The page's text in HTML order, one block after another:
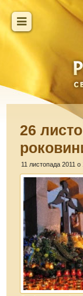
26
11 листопада 2011 о